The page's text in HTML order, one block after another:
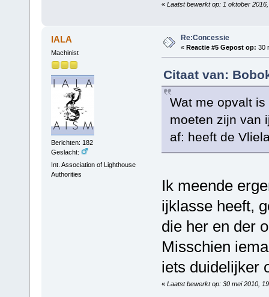
« Laatst bewerkt op: 1 oktober
IALA
Machinist
Berichten: 182
Geslacht:
Int. Association of Lighthouse
Authorities
Re:Concessie
« Reactie #5 Gepost op: 30
Citaat van:
Wat me opvalt
moeten zijn van
af: heeft de
Ik meende
ijklasse heeft,
die her en der
Misschien
iets duidelijker
« Laatst bewerkt op: 30 mei 2010,